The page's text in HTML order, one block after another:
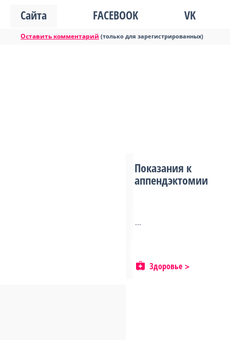
Сайта
FACEBOOK VK
Оставить комментарий (только для зарегистрированных)
Показания к
аппендэктомии
...
Здоровье